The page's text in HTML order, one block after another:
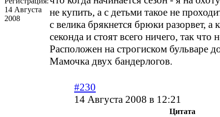
14 Августа
2008
не купить, а с детьми такое не
с велика брякнется брюки разорвет, а
секонда и стоят всего ничего, так что
Расположен на строгиском бульваре
Мамочка двух бандерлогов.
#230
14 Августа 2008 в 12:21
Цитата